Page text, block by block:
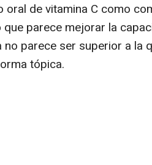
oral de vitamina C como
que parece mejorar la
parece ser superior a la
tópica.